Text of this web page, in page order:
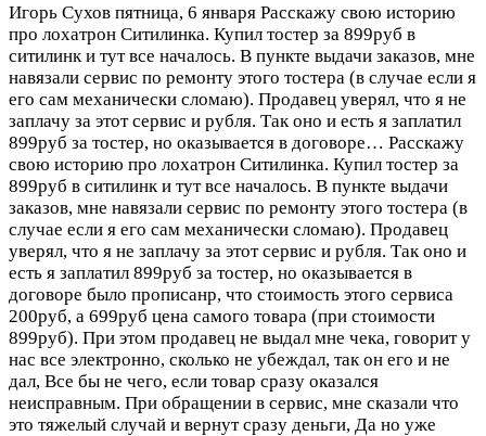
Игорь Сухов пятница, 6 января Расскажу свою историю
про лохатрон Ситилинка. Купил тостер за 899руб в
ситилинк и тут все началось. В пункте выдачи заказов, мне
навязали сервис по ремонту этого тостера (в случае если я
его сам механически сломаю). Продавец уверял, что я не
заплачу за этот сервис и рубля. Так оно и есть я заплатил
899руб за тостер, но оказывается в договоре… Расскажу
свою историю про лохатрон Ситилинка. Купил тостер за
899руб в ситилинк и тут все началось. В пункте выдачи
заказов, мне навязали сервис по ремонту этого тостера (в
случае если я его сам механически сломаю). Продавец
уверял, что я не заплачу за этот сервис и рубля. Так оно и
есть я заплатил 899руб за тостер, но оказывается в
договоре было прописанр, что стоимость этого сервиса
200руб, а 699руб цена самого товара (при стоимости
899руб). При этом продавец не выдал мне чека, говорит у
нас все электронно, сколько не убеждал, так он его и не
дал, Все бы не чего, если товар сразу оказался
неисправным. При обращении в сервис, мне сказали что
это тяжелый случай и вернут сразу деньги, Да но уже